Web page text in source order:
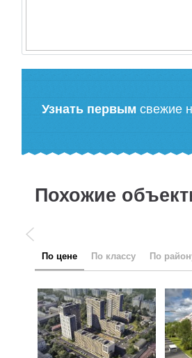
Узнать первым свежие
Похожие
по цене по классу по